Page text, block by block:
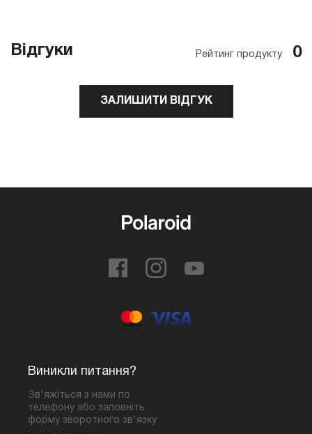
Відгуки Рейтинг продукту 0
ЗАЛИШИТИ ВІДГУК
Виникли питання?
Зв'яжіться з нами по
телефону або заповніть
форму зворотного зв'язку